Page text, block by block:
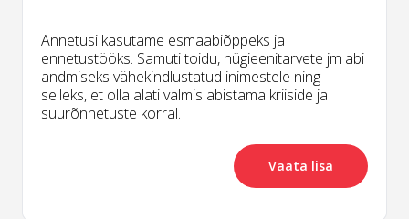
Annetusi kasutame esmaabiõppeks ja
ennetustööks. Samuti toidu, hügieenitarvete jm abi
andmiseks vähekindlustatud inimestele ning
selleks, et olla alati valmis abistama kriiside ja
suurõnnetuste korral.
Vaata lisa